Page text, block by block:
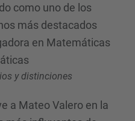
como uno de los
más destacados
en Matemáticas
y distinciones
a Mateo Valero en la